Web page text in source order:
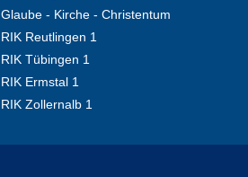
Glaube - Kirche - Christentum
RIK Reutlingen 1
RIK Tübingen 1
RIK Ermstal 1
RIK Zollernalb 1